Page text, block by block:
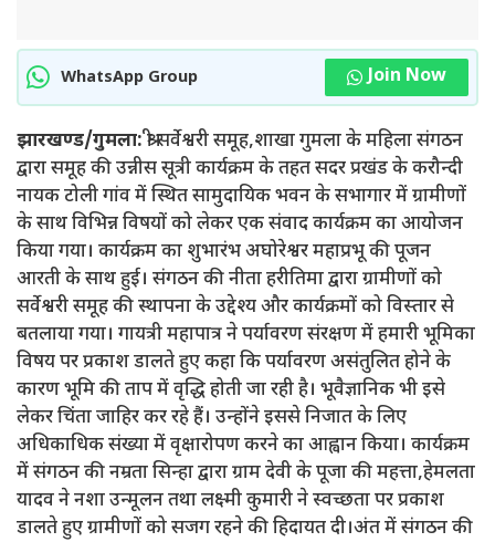
WhatsApp Group Join Now
झारखण्ड/गुमला:श्री सर्वेश्वरी समूह,शाखा गुमला के महिला संगठन
द्वारा समूह की उन्नीस सूत्री कार्यक्रम के तहत सदर प्रखंड के करौन्दी
नायक टोली गांव में स्थित सामुदायिक भवन के सभागार में ग्रामीणों
के साथ विभिन्न विषयों को लेकर एक संवाद कार्यक्रम का आयोजन
किया गया। कार्यक्रम का शुभारंभ अघोरेश्वर महाप्रभू की पूजन
आरती के साथ हुई। संगठन की नीता हरीतिमा द्वारा ग्रामीणों को
सर्वेश्वरी समूह की स्थापना के उद्देश्य और कार्यक्रमों को विस्तार से
बतलाया गया। गायत्री महापात्र ने पर्यावरण संरक्षण में हमारी भूमिका
विषय पर प्रकाश डालते हुए कहा कि पर्यावरण असंतुलित होने के
कारण भूमि की ताप में वृद्धि होती जा रही है। भूवैज्ञानिक भी इसे
लेकर चिंता जाहिर कर रहे हैं। उन्होंने इससे निजात के लिए
अधिकाधिक संख्या में वृक्षारोपण करने का आह्वान किया। कार्यक्रम
में संगठन की नम्रता सिन्हा द्वारा ग्राम देवी के पूजा की महत्ता,हेमलता
यादव ने नशा उन्मूलन तथा लक्ष्मी कुमारी ने स्वच्छता पर प्रकाश
डालते हुए ग्रामीणों को सजग रहने की हिदायत दी।अंत में संगठन की